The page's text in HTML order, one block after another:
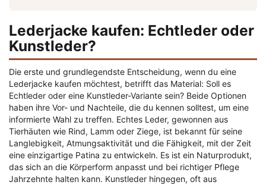
Lederjacke kaufen: Echtleder oder
Kunstleder?
Die erste und grundlegendste Entscheidung, wenn du eine
Lederjacke kaufen möchtest, betrifft das Material: Soll es
Echtleder oder eine Kunstleder-Variante sein? Beide Optionen
haben ihre Vor- und Nachteile, die du kennen solltest, um eine
informierte Wahl zu treffen. Echtes Leder, gewonnen aus
Tierhäuten wie Rind, Lamm oder Ziege, ist bekannt für seine
Langlebigkeit, Atmungsaktivität und die Fähigkeit, mit der Zeit
eine einzigartige Patina zu entwickeln. Es ist ein Naturprodukt,
das sich an die Körperform anpasst und bei richtiger Pflege
Jahrzehnte halten kann. Kunstleder hingegen, oft aus